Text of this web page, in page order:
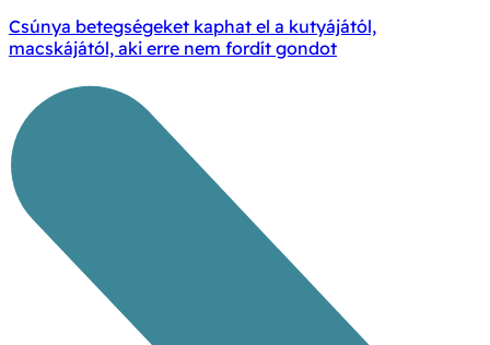
Csúnya betegségeket kaphat el a kutyájától,
macskájától, aki erre nem fordít gondot